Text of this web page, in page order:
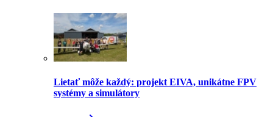
Lietať môže každý: projekt EIVA, unikátne FPV
systémy a simulátory